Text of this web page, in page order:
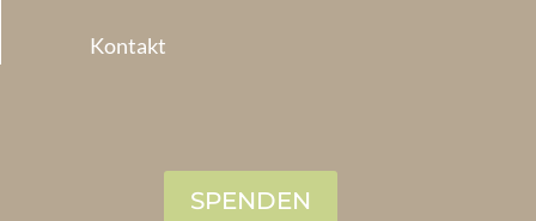
Kontakt
SPENDEN